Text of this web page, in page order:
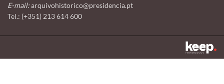
E-mail:arquivohistorico@presidencia.pt
Tel.: (+351) 213 614 600